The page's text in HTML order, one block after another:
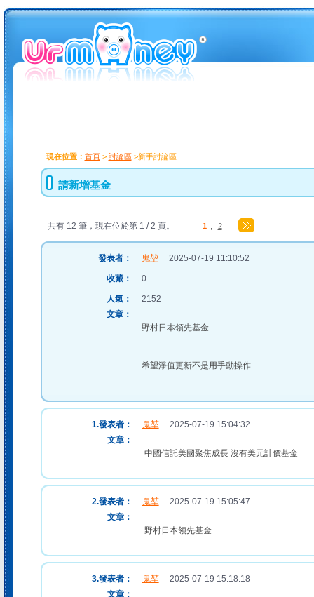
現在位置： 首頁> 討論區>新手討論區
請新增基金
共有 12 筆，現在位於第 1 / 2 頁。 1 2
發表者： 鬼堃 2025-07-19 11:10:52
收藏： 0
人氣：
2152
文章：
野村日本領先基金
希望淨值更新不是用手動操作
1.發表者： 鬼堃2025-07-19 15:04:32
文章：
中國信託美國聚焦成長 沒有美元計價基金
2.發表者： 鬼堃2025-07-19 15:05:47
文章：
野村日本領先基金
3.發表者： 鬼堃2025-07-19 15:18:18
文章：